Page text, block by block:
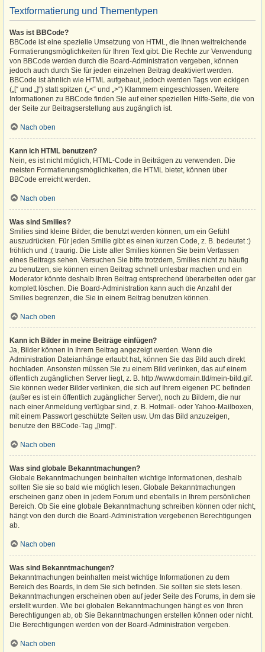
Textformatierung und Thementypen
Was ist BBCode?
BBCode ist eine spezielle Umsetzung von HTML, die Ihnen weitreichende
Formatierungsmöglichkeiten für Ihren Text gibt. Die Rechte zur Verwendung
von BBCode werden durch die Board-Administration vergeben, können
jedoch auch durch Sie für jeden einzelnen Beitrag deaktiviert werden.
BBCode ist ähnlich wie HTML aufgebaut, jedoch werden Tags von eckigen
(„[“ und „]“) statt spitzen („<“ und „>“) Klammern eingeschlossen. Weitere
Informationen zu BBCode finden Sie auf einer speziellen Hilfe-Seite, die von
der Seite zur Beitragserstellung aus zugänglich ist.
Nach oben
Kann ich HTML benutzen?
Nein, es ist nicht möglich, HTML-Code in Beiträgen zu verwenden. Die
meisten Formatierungsmöglichkeiten, die HTML bietet, können über
BBCode erreicht werden.
Nach oben
Was sind Smilies?
Smilies sind kleine Bilder, die benutzt werden können, um ein Gefühl
auszudrücken. Für jeden Smilie gibt es einen kurzen Code, z. B. bedeutet :)
fröhlich und :( traurig. Die Liste aller Smilies können Sie beim Verfassen
eines Beitrags sehen. Versuchen Sie bitte trotzdem, Smilies nicht zu häufig
zu benutzen, sie können einen Beitrag schnell unlesbar machen und ein
Moderator könnte deshalb Ihren Beitrag entsprechend überarbeiten oder gar
komplett löschen. Die Board-Administration kann auch die Anzahl der
Smilies begrenzen, die Sie in einem Beitrag benutzen können.
Nach oben
Kann ich Bilder in meine Beiträge einfügen?
Ja, Bilder können in Ihrem Beitrag angezeigt werden. Wenn die
Administration Dateianhänge erlaubt hat, können Sie das Bild auch direkt
hochladen. Ansonsten müssen Sie zu einem Bild verlinken, das auf einem
öffentlich zugänglichen Server liegt, z. B. http://www.domain.tld/mein-bild.gif.
Sie können weder Bilder verlinken, die sich auf Ihrem eigenen PC befinden
(außer es ist ein öffentlich zugänglicher Server), noch zu Bildern, die nur
nach einer Anmeldung verfügbar sind, z. B. Hotmail- oder Yahoo-Mailboxen,
mit einem Passwort geschützte Seiten usw. Um das Bild anzuzeigen,
benutze den BBCode-Tag „[img]“.
Nach oben
Was sind globale Bekanntmachungen?
Globale Bekanntmachungen beinhalten wichtige Informationen, deshalb
sollten Sie sie so bald wie möglich lesen. Globale Bekanntmachungen
erscheinen ganz oben in jedem Forum und ebenfalls in Ihrem persönlichen
Bereich. Ob Sie eine globale Bekanntmachung schreiben können oder nicht,
hängt von den durch die Board-Administration vergebenen Berechtigungen
ab.
Nach oben
Was sind Bekanntmachungen?
Bekanntmachungen beinhalten meist wichtige Informationen zu dem
Bereich des Boards, in dem Sie sich befinden. Sie sollten sie stets lesen.
Bekanntmachungen erscheinen oben auf jeder Seite des Forums, in dem sie
erstellt wurden. Wie bei globalen Bekanntmachungen hängt es von Ihren
Berechtigungen ab, ob Sie Bekanntmachungen erstellen können oder nicht.
Die Berechtigungen werden von der Board-Administration vergeben.
Nach oben